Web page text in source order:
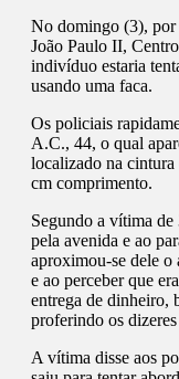
No domingo (3), por
João Paulo II,
indivíduo estaria
usando uma faca.
Os policiais
A.C., 44, o qual
localizado na cintura
cm comprimento.
Segundo a vítima
pela avenida e ao
aproximou-se dele o
e ao perceber que
entrega de dinheiro,
proferindo os dizeres
A vítima disse aos